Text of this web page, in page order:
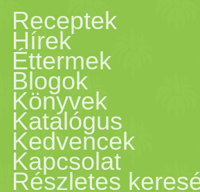
kellően segíti.
kellően
mustár,
serkenti az
tulajdonságú.
Receptek
Hírek
Éttermek
Blogok
Könyvek
Katalógus
Kedvencek
Kapcsolat
Részletes